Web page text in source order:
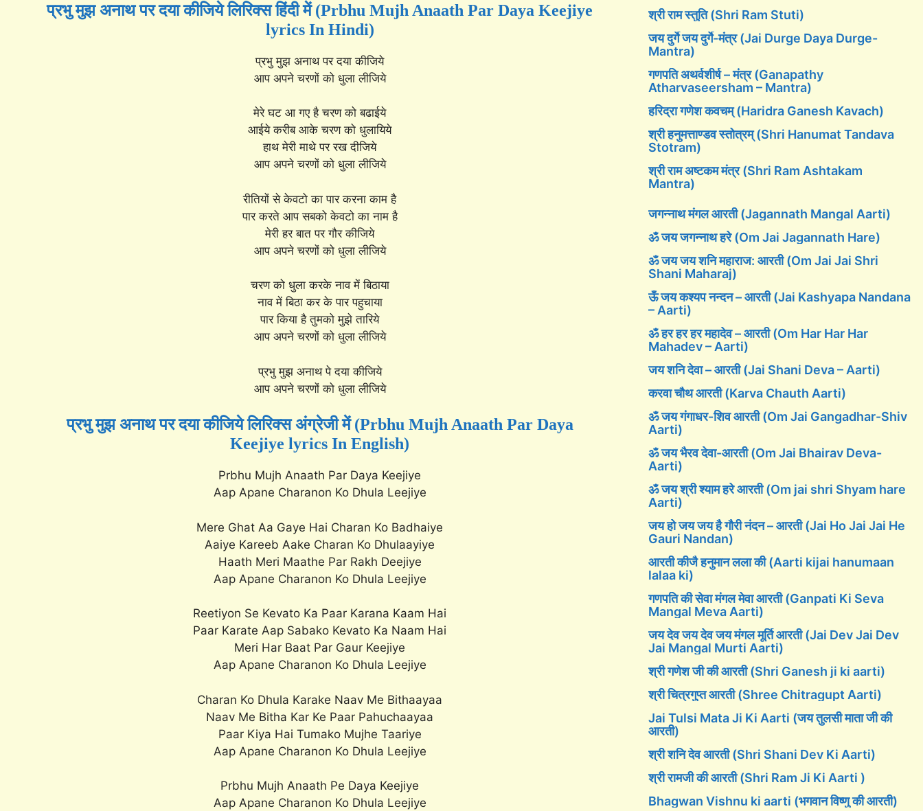
प्रभु मुझ अनाथ पर दया कीजिये लिरिक्स हिंदी में (Prbhu Mujh Anaath Par Daya Keejiye
lyrics In Hindi)
प्रभु मुझ अनाथ पर दया कीजिये
आप अपने चरणों को धुला लीजिये
मेरे घट आ गए है चरण को बढाईये
आईये करीब आके चरण को धुलायिये
हाथ मेरी माथे पर रख दीजिये
आप अपने चरणों को धुला लीजिये
रीतियों से केवटो का पार करना काम है
पार करते आप सबको केवटो का नाम है
मेरी हर बात पर गौर कीजिये
आप अपने चरणों को धुला लीजिये
चरण को धुला करके नाव में बिठाया
नाव में बिठा कर के पार पहुचाया
पार किया है तुमको मुझे तारिये
आप अपने चरणों को धुला लीजिये
प्रभु मुझ अनाथ पे दया कीजिये
आप अपने चरणों को धुला लीजिये
प्रभु मुझ अनाथ पर दया कीजिये लिरिक्स अंग्रेजी में (Prbhu Mujh Anaath Par Daya
Keejiye lyrics In English)
Prbhu Mujh Anaath Par Daya Keejiye
Aap Apane Charanon Ko Dhula Leejiye
Mere Ghat Aa Gaye Hai Charan Ko Badhaiye
Aaiye Kareeb Aake Charan Ko Dhulaayiye
Haath Meri Maathe Par Rakh Deejiye
Aap Apane Charanon Ko Dhula Leejiye
Reetiyon Se Kevato Ka Paar Karana Kaam Hai
Paar Karate Aap Sabako Kevato Ka Naam Hai
Meri Har Baat Par Gaur Keejiye
Aap Apane Charanon Ko Dhula Leejiye
Charan Ko Dhula Karake Naav Me Bithaayaa
Naav Me Bitha Kar Ke Paar Pahuchaayaa
Paar Kiya Hai Tumako Mujhe Taariye
Aap Apane Charanon Ko Dhula Leejiye
Prbhu Mujh Anaath Pe Daya Keejiye
Aap Apane Charanon Ko Dhula Leejiye
श्री राम स्तुति (Shri Ram Stuti)
जय दुर्गे जय दुर्गे-मंत्र (Jai Durge Daya Durge-
Mantra)
गणपति अथर्वशीर्ष – मंत्र (Ganapathy
Atharvaseersham – Mantra)
हरिद्रा गणेश कवचम् (Haridra Ganesh Kavach)
श्री हनुमत्ताण्डव स्तोत्रम् (Shri Hanumat Tandava
Stotram)
श्री राम अष्टकम मंत्र (Shri Ram Ashtakam
Mantra)
जगन्नाथ मंगल आरती (Jagannath Mangal Aarti)
ॐ जय जगन्नाथ हरे (Om Jai Jagannath Hare)
ॐ जय जय शनि महाराज: आरती (Om Jai Jai Shri
Shani Maharaj)
ऊँ जय कश्यप नन्दन – आरती (Jai Kashyapa Nandana
– Aarti)
ॐ हर हर हर महादेव – आरती (Om Har Har Har
Mahadev – Aarti)
जय शनि देवा – आरती (Jai Shani Deva – Aarti)
करवा चौथ आरती (Karva Chauth Aarti)
ॐ जय गंगाधर-शिव आरती (Om Jai Gangadhar-Shiv
Aarti)
ॐ जय भैरव देवा-आरती (Om Jai Bhairav Deva-
Aarti)
ॐ जय श्री श्याम हरे आरती (Om jai shri Shyam hare
Aarti)
जय हो जय जय है गौरी नंदन – आरती (Jai Ho Jai Jai He
Gauri Nandan)
आरती कीजै हनुमान लला की (Aarti kijai hanumaan
lalaa ki)
गणपति की सेवा मंगल मेवा आरती (Ganpati Ki Seva
Mangal Meva Aarti)
जय देव जय देव जय मंगल मूर्ति आरती (Jai Dev Jai Dev
Jai Mangal Murti Aarti)
श्री गणेश जी की आरती (Shri Ganesh ji ki aarti)
श्री चित्रगुप्त आरती (Shree Chitragupt Aarti)
Jai Tulsi Mata Ji Ki Aarti (जय तुलसी माता जी की
आरती)
श्री शनि देव आरती (Shri Shani Dev Ki Aarti)
श्री रामजी की आरती (Shri Ram Ji Ki Aarti )
Bhagwan Vishnu ki aarti (भगवान विष्णु की आरती)